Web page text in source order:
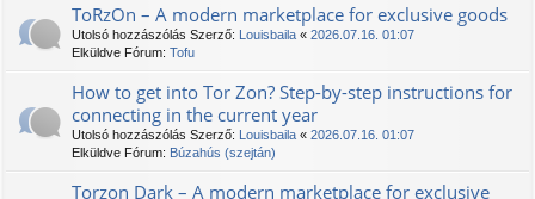
TоRzOn – A modern marketplace for exclusive goods
Utolsó hozzászólás Szerző: Louisbaila « 2026.07.16. 01:07
Elküldve Fórum: Tofu
How to get into Tor Zon? Step-by-step instructions for
connecting in the current year
Utolsó hozzászólás Szerző: Louisbaila « 2026.07.16. 01:07
Elküldve Fórum: Búzahús (szejtán)
Torzon Dark – A modern marketplace for exclusive